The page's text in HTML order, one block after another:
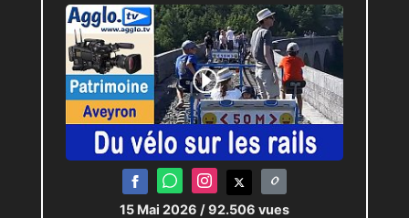
15 Mai 2026 / 92.506 vues